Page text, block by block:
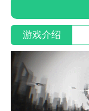
游戏介绍